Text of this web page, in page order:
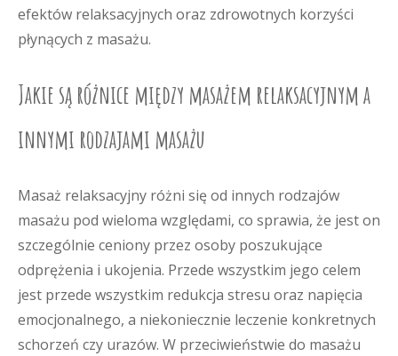
efektów relaksacyjnych oraz zdrowotnych korzyści
płynących z masażu.
Jakie są różnice między masażem relaksacyjnym a
innymi rodzajami masażu
Masaż relaksacyjny różni się od innych rodzajów
masażu pod wieloma względami, co sprawia, że jest on
szczególnie ceniony przez osoby poszukujące
odprężenia i ukojenia. Przede wszystkim jego celem
jest przede wszystkim redukcja stresu oraz napięcia
emocjonalnego, a niekoniecznie leczenie konkretnych
schorzeń czy urazów. W przeciwieństwie do masażu